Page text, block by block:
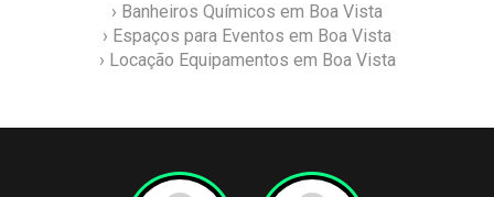
› Banheiros Químicos em Boa Vista
› Espaços para Eventos em Boa Vista
› Locação Equipamentos em Boa Vista